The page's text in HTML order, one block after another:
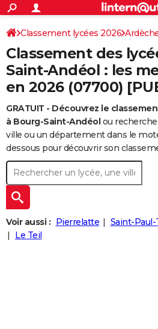
ACTUALITÉS
Politique
Société
Faits Divers
Education
Monde
Villes
+
SPORT
Coupe du monde 2026
Football
Tennis
Cyclisme
Rugby
Forum
CULTURE
Programme TV
TNT
Streaming
Cinéma
Sorties cinéma
Musique
+
FINANCE
Retraite
Impôts
Epargne
Immobilier
Risques naturels par ville
Banque
Assurance
Crédit
AUTO
Essais
Réserver un essai
Citadines
Berlines
SUV
Forum auto
+
HIGH-TECH
BRICOLAGE
Forum
Aménagement intérieur
Extérieur
Cuisine
Salle de bains
Jardinage
Rangement
+WEEK-END
Guides de France
Escapades
Patrimoine
Expositions
Musées
Week-end nature
+
LIFESTYLE
Art de vivre
Bien-être
Loisirs
Mode
Modes de vie
SANTE
S'inscrire
Connexion
Classement lycées 2026
Classement des
Saint-Andéol : les
en 2026 (07700)
GRATUIT - Découvrez le
à Bourg-Saint-Andéol ou
ville ou un département dans le
dessous pour découvrir son
Voir aussi : Pierrelatte Saint-
Le Teil